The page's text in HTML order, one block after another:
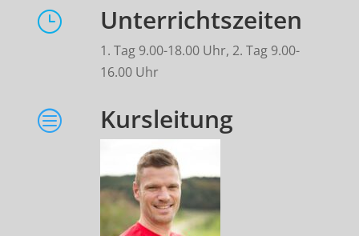
} Unterrichtszeiten
1. Tag 9.00-18.00 Uhr, 2. Tag 9.00-
16.00 Uhr
c Kursleitung